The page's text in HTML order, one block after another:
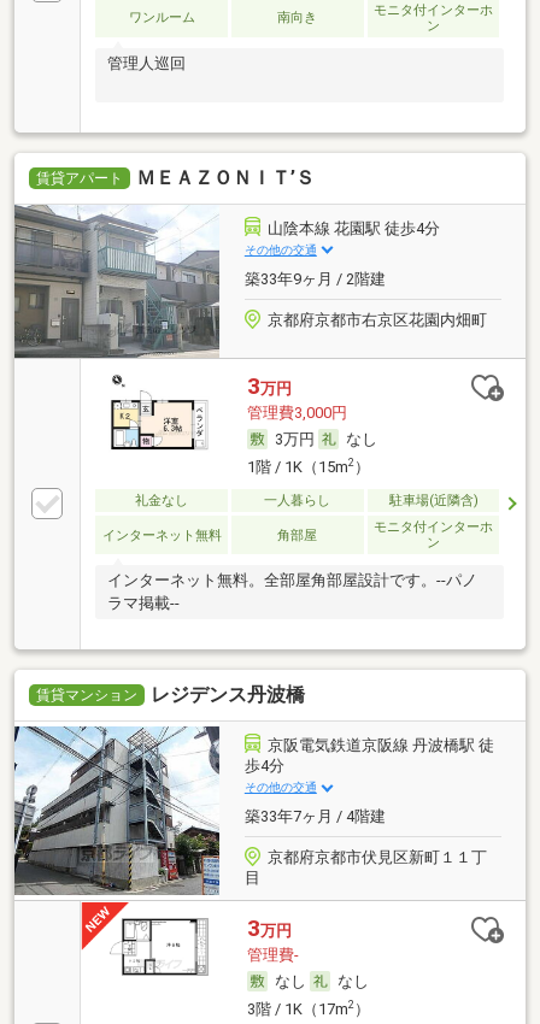
ワンルーム 南向き
モニタ付インターホ
ン
管理人巡回
賃貸アパート ＭＥＡＺＯＮＩＴ’Ｓ
山陰本線 花園駅 徒歩4分
その他の交通
築33年9ヶ月 / 2階建
京都府京都市右京区花園内畑町
3万円
管理費3,000円
3万円
なし
1階 / 1K（15m2）
礼金なし 一人暮らし 駐車場(近隣含)
インターネット無料 角部屋
モニタ付インターホ
ン
インターネット無料。全部屋角部屋設計です。--パノ
ラマ掲載--
賃貸マンション レジデンス丹波橋
京阪電気鉄道京阪線 丹波橋駅 徒
歩4分
その他の交通
築33年7ヶ月 / 4階建
京都府京都市伏見区新町１１丁
目
3万円
管理費-
なし
なし
3階 / 1K（17m2）